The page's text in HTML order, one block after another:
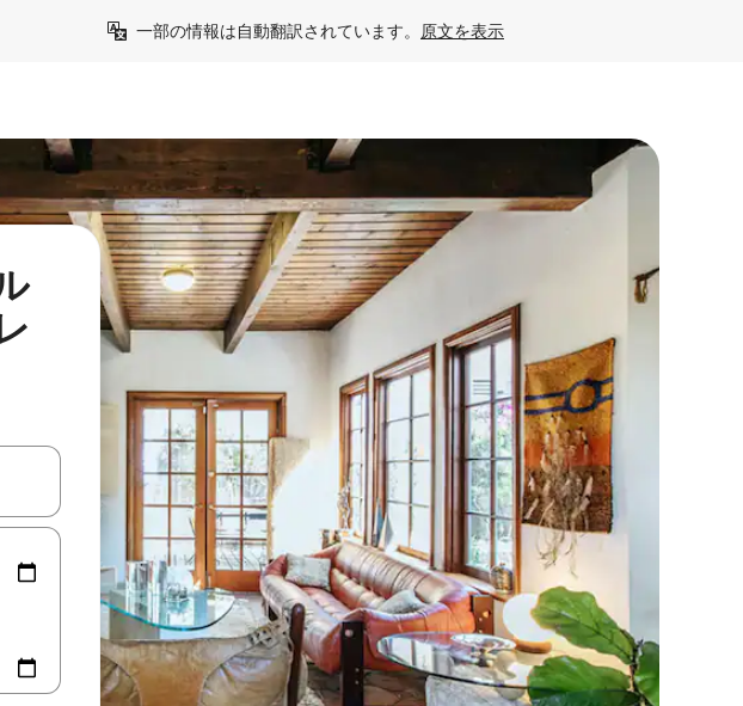
一部の情報は自動翻訳されています。 原文を表示
て移動するか、画面をタッチまたはスワイプして検索結果を確認することができます。